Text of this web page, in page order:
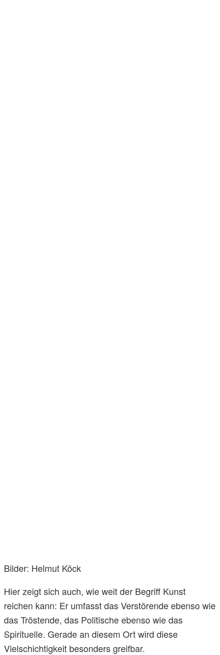
Bilder: Helmut Köck
Hier zeigt sich auch, wie weit der Begriff Kunst
reichen kann: Er umfasst das Verstörende ebenso wie
das Tröstende, das Politische ebenso wie das
Spirituelle. Gerade an diesem Ort wird diese
Vielschichtigkeit besonders greifbar.